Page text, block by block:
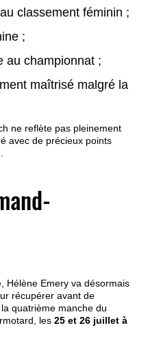
classement féminin ;
;
au championnat ;
maîtrisé malgré la
ne reflète pas pleinement
avec de précieux points
Hélène Emery va désormais
récupérer avant de
quatrième manche du
les 25 et 26 juillet à